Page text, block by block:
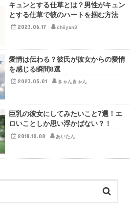
キュンとする仕草とは？男性がキュン
とする仕草で彼のハートを掴む方法
2023.06.17 chiiyan3
愛情は伝わる？彼氏が彼女からの愛情
を感じる瞬間8選
2023.05.01 きゃんきゃん
巨乳の彼女にしてみたいこと7選！エ
ロいことしか思い浮かばない？！
2018.10.08 あいたん